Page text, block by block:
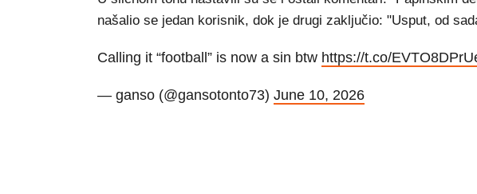
našalio se jedan korisnik, dok je drugi zaključio: "Usput, od
Calling it “football” is now a sin btw https://t.co/
— ganso (@gansotonto73) June 10, 2026